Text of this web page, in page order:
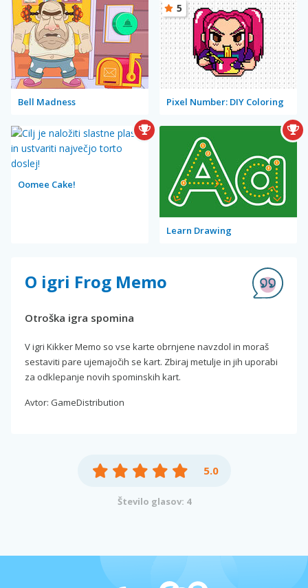
Bell Madness Pixel Number: DIY Coloring
5
Oomee Cake!
Learn Drawing
O igri Frog Memo
Otroška igra spomina
V igri Kikker Memo so vse karte obrnjene navzdol in moraš
sestaviti pare ujemajočih se kart. Zbiraj metulje in jih uporabi
za odklepanje novih spominskih kart.
Avtor: GameDistribution
5.0
Število glasov: 4